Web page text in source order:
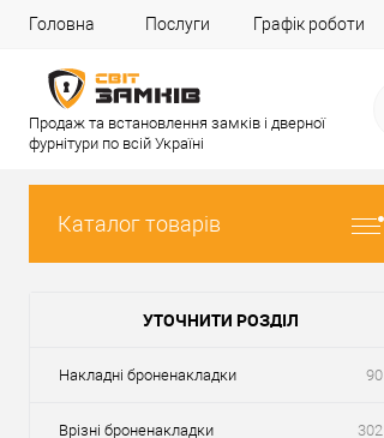
Головна Послуги Графік роботи
Продаж та встановлення замків і дверної
фурнітури по всій Україні
Каталог товарів
УТОЧНИТИ РОЗДІЛ
Накладні броненакладки 90
Врізні броненакладки 302